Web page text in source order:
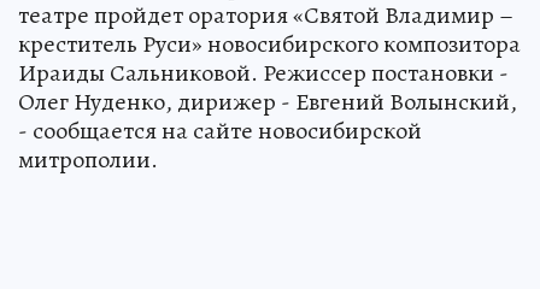
театре пройдет оратория «Святой Владимир –
креститель Руси» новосибирского композитора
Ираиды Сальниковой. Режиссер постановки -
Олег Нуденко, дирижер - Евгений Волынский,
- сообщается на сайте новосибирской
митрополии.